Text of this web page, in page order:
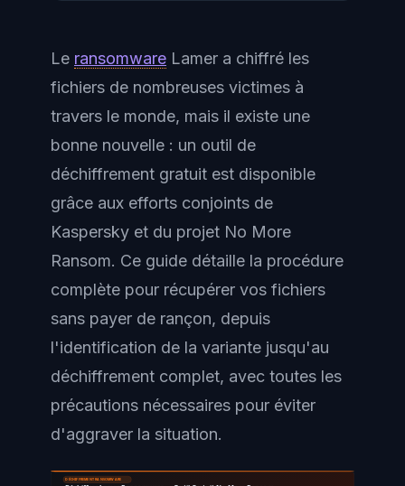
Le ransomware Lamer a chiffré les
fichiers de nombreuses victimes à
travers le monde, mais il existe une
bonne nouvelle : un outil de
déchiffrement gratuit est disponible
grâce aux efforts conjoints de
Kaspersky et du projet No More
Ransom. Ce guide détaille la procédure
complète pour récupérer vos fichiers
sans payer de rançon, depuis
l'identification de la variante jusqu'au
déchiffrement complet, avec toutes les
précautions nécessaires pour éviter
d'aggraver la situation.
DÉCHIFFREMENT RANSOMWARE